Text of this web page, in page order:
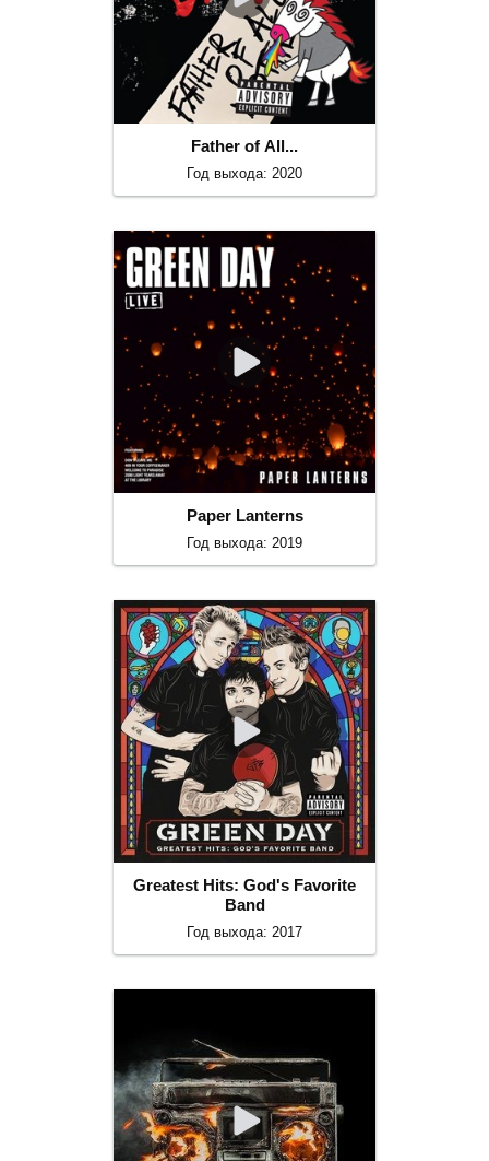
Father of All...
Год выхода: 2020
Paper Lanterns
Год выхода: 2019
Greatest Hits: God's Favorite
Band
Год выхода: 2017